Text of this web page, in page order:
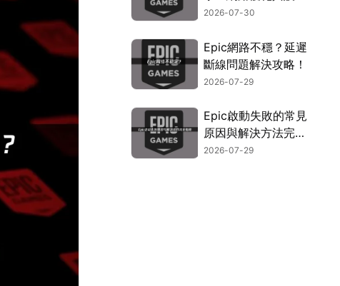
指南！
2026-07-30
Epic網路不穩？延遲
斷線問題解決攻略！
2026-07-29
Epic啟動失敗的常見
原因與解決方法完整
指南！
2026-07-29